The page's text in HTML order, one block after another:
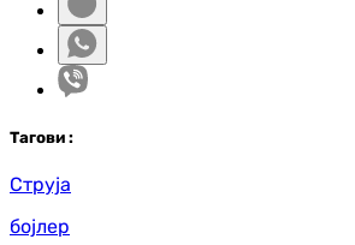
Тагови :
Струја
бојлер